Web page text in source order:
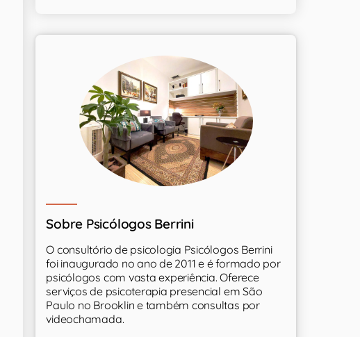
Sobre Psicólogos Berrini
O consultório de psicologia Psicólogos Berrini
foi inaugurado no ano de 2011 e é formado por
psicólogos com vasta experiência. Oferece
serviços de psicoterapia presencial em São
Paulo no Brooklin e também consultas por
videochamada.